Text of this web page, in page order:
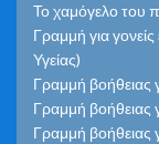
Το χαμόγελο του
Γραμμή για
Υγείας)
Γραμμή βοήθειας
Γραμμή βοήθειας
Γραμμή βοήθειας